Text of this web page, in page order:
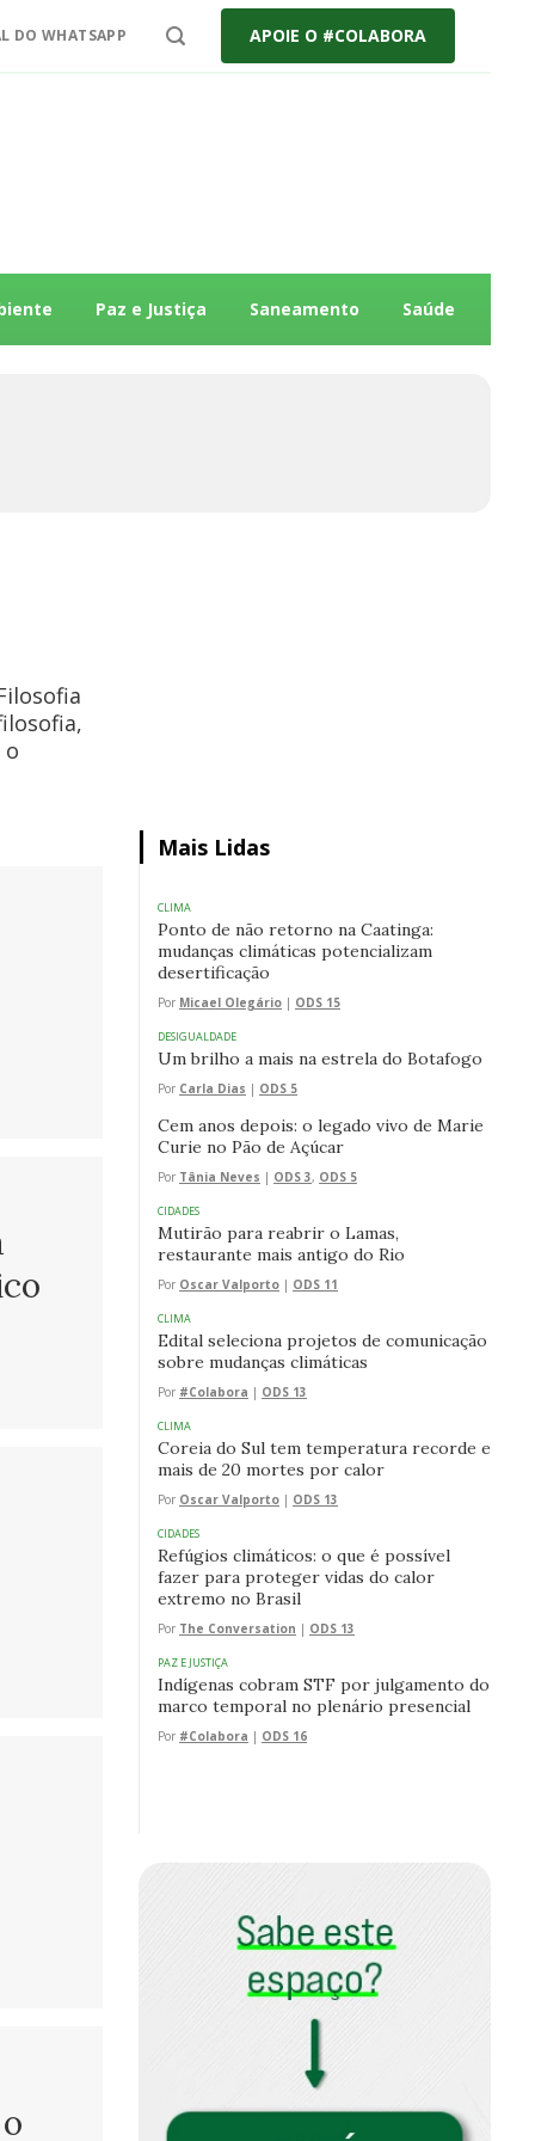
DO WHATSAPP APOIE O #COLABORA
Paz e Justiça Saneamento Saúde
o
Mais Lidas
CLIMA
Ponto de não retorno na Caatinga:
mudanças climáticas potencializam
desertificação
Por Micael Olegário | ODS 15
DESIGUALDADE
Um brilho a mais na estrela do Botafogo
Por Carla Dias | ODS 5
Cem anos depois: o legado vivo de Marie
Curie no Pão de Açúcar
Por Tânia Neves | ODS 3, ODS 5
CIDADES
Mutirão para reabrir o Lamas,
restaurante mais antigo do Rio
Por Oscar Valporto | ODS 11
CLIMA
Edital seleciona projetos de comunicação
sobre mudanças climáticas
Por #Colabora | ODS 13
CLIMA
Coreia do Sul tem temperatura recorde e
mais de 20 mortes por calor
Por Oscar Valporto | ODS 13
CIDADES
Refúgios climáticos: o que é possível
fazer para proteger vidas do calor
extremo no Brasil
Por The Conversation | ODS 13
PAZ E JUSTIÇA
Indígenas cobram STF por julgamento do
marco temporal no plenário presencial
Por #Colabora | ODS 16